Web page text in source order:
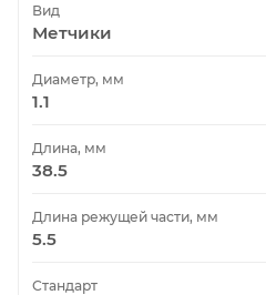
Вид
Метчики
Диаметр, мм
1.1
Длина, мм
38.5
Длина режущей части, мм
5.5
Стандарт